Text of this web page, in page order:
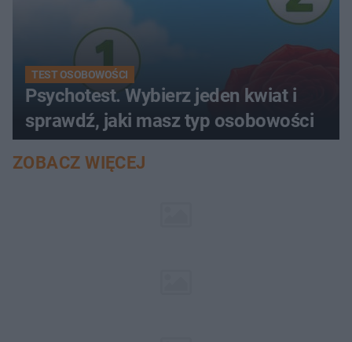
TEST OSOBOWOŚCI
Psychotest. Wybierz jeden kwiat i
sprawdź, jaki masz typ osobowości
ZOBACZ WIĘCEJ